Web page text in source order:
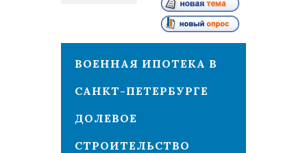
ВОЕННАЯ ИПОТЕКА В
САНКТ-ПЕТЕРБУРГЕ
ДОЛЕВОЕ
СТРОИТЕЛЬСТВО